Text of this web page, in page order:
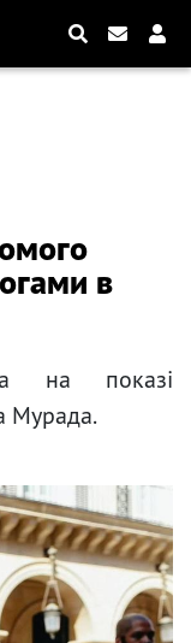
в
на показі
Мурада.